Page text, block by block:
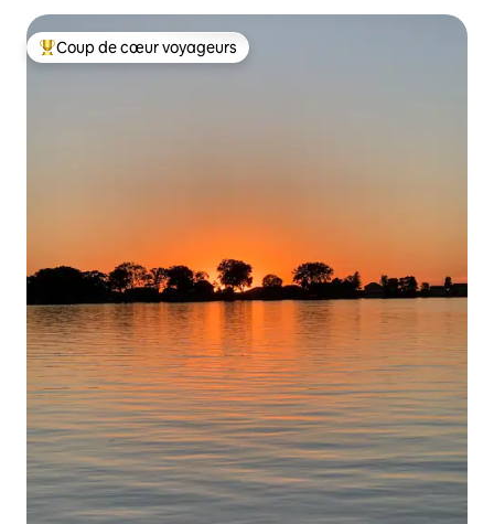
Coups de cœur voyageurs les plus appréciés
Coup de cœur voyageurs